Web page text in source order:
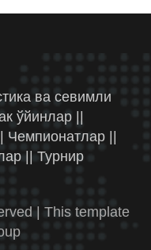
ва севимли
ўйинлар ||
Чемпионатлар ||
|| Турнир
| This template